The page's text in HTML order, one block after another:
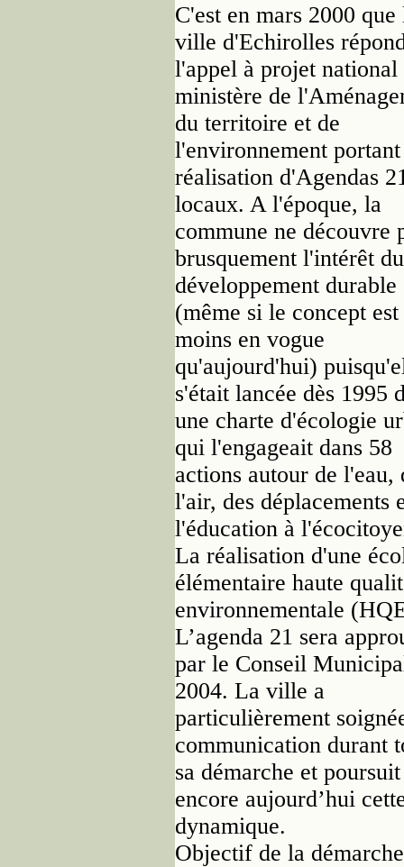
C'est en mars 2000 que
ville d'Echirolles
l'appel à projet national
ministère de
du territoire et de
l'environnement
réalisation d'Agendas
locaux. A l'époque, la
commune ne découvre
brusquement l'intérêt du
développement durable
(même si le concept
moins en vogue
qu'aujourd'hui)
s'était lancée dès 1995
une charte d'écologie
qui l'engageait dans 58
actions autour de l'eau,
l'air, des déplacements
l'éducation à
La réalisation d'une
élémentaire haute
environnementale
L’agenda 21 sera
par le Conseil
2004. La ville a
particulièrement
communication durant
sa démarche et poursuit
encore aujourd’hui
dynamique.
Objectif de la